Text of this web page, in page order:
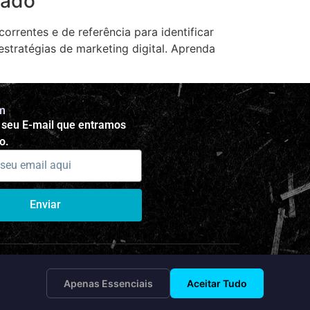
Apenas Essenciais Aceitar Tudo
e de referência para identificar
de marketing digital. Aprenda
E-mail que entramos
Enviar
Todos os direitos reservados.
Aceitar Recusar